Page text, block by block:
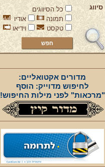
סיווג
כל הסיווגים
תמונה
אודיו
טקסט
וידיאו
מדורים אקטואליים:
לחיפוש מדוייק: הוסף
"מרכאות" לפני מילות החיפוש!